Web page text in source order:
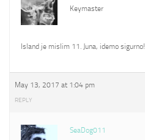
Keymaster
Island je mislim 11. Juna, idemo sigurno!
May 13, 2017 at 1:04 pm
REPLY
SeaDog011